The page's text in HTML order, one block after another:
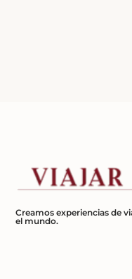
Creamos experiencias de
el mundo.